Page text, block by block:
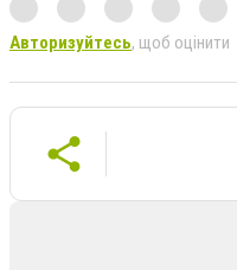
Авторизуйтесь, щоб оцінити